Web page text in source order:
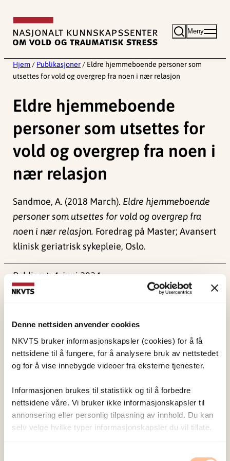
Denne nettsiden anvender cookies
NKVTS bruker informasjonskapsler (cookies) for å få
nettsidene til å fungere, for å analysere bruk av nettstedet
og for å vise innebygde videoer fra eksterne tjenester.
Informasjonen brukes til statistikk og til å forbedre
nettsidene våre. Vi bruker ikke informasjonskapsler til
annonsering eller personlig tilpasning av innhold. Du kan
selv velge hvilke typer informasjonskapsler du vil tillate.
innhold
Meny
Hjem / Publikasjoner / Eldre hjemmeboende personer som
utsettes for vold og overgrep fra noen i nær relasjon
Eldre hjemmeboende
personer som utsettes for
vold og overgrep fra noen i
nær relasjon
Sandmoe, A. (2018 March). Eldre hjemmeboende
personer som utsettes for vold og overgrep fra
noen i nær relasjon. Foredrag på Master; Avansert
klinisk geriatrisk sykepleie, Oslo.
Publisert:4. juni 2024
Sist redigert:
NKVTS utvikler og sprer kunnskap og kompetanse
til å forebygge og redusere de helsemessige og
sosiale konsekvensene som vold og traumatisk
stress kan medføre.